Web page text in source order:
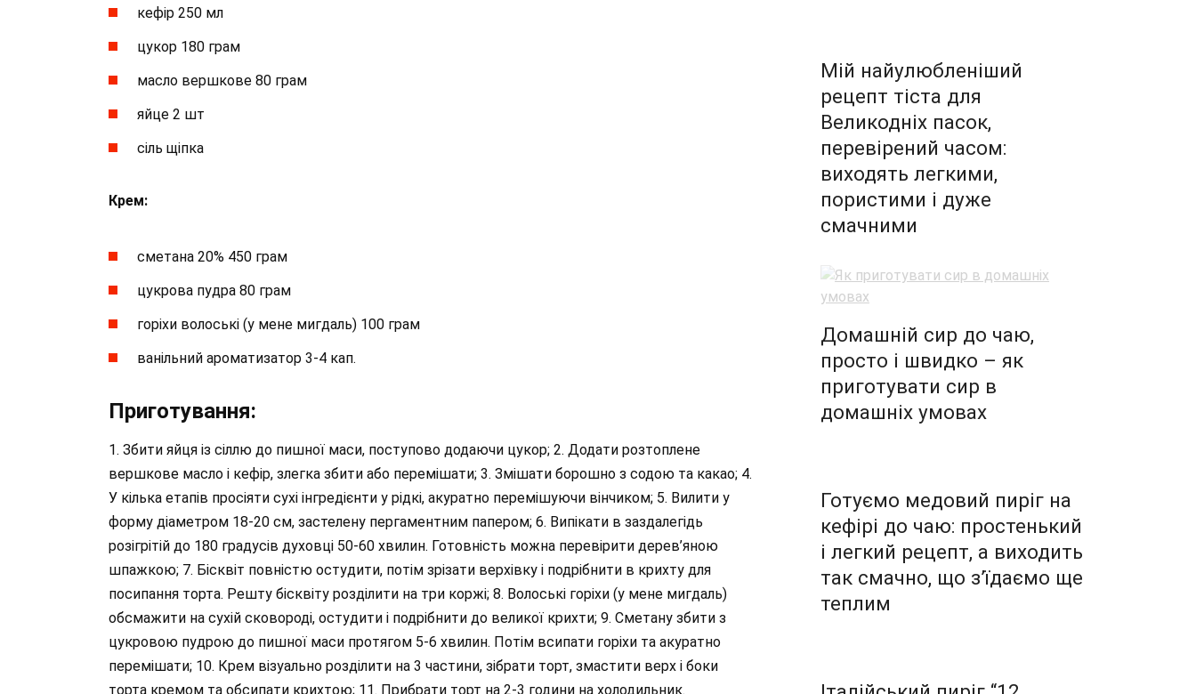
кефір 250 мл
цукор 180 грам
масло вершкове 80 грам
яйце 2 шт
сіль щіпка
Крем:
сметана 20% 450 грам
цукрова пудра 80 грам
горіхи волоські (у мене мигдаль) 100 грам
ванільний ароматизатор 3-4 кап.
Приготування:
1. Збити яйця із сіллю до пишної маси, поступово додаючи цукор; 2. Додати розтоплене
вершкове масло і кефір, злегка збити або перемішати; 3. Змішати борошно з содою та какао; 4.
У кілька етапів просіяти сухі інгредієнти у рідкі, акуратно перемішуючи вінчиком; 5. Вилити у
форму діаметром 18-20 см, застелену пергаментним папером; 6. Випікати в заздалегідь
розігрітій до 180 градусів духовці 50-60 хвилин. Готовність можна перевірити дерев’яною
шпажкою; 7. Бісквіт повністю остудити, потім зрізати верхівку і подрібнити в крихту для
посипання торта. Решту бісквіту розділити на три коржі; 8. Волоські горіхи (у мене мигдаль)
обсмажити на сухій сковороді, остудити і подрібнити до великої крихти; 9. Сметану збити з
цукровою пудрою до пишної маси протягом 5-6 хвилин. Потім всипати горіхи та акуратно
перемішати; 10. Крем візуально розділити на 3 частини, зібрати торт, змастити верх і боки
торта кремом та обсипати крихтою; 11. Прибрати торт на 2-3 години на холодильник.
Мій найулюбленіший
рецепт тіста для
Великодніх пасок,
перевірений часом:
виходять легкими,
пористими і дуже
смачними
Домашній сир до чаю,
просто і швидко – як
приготувати сир в
домашніх умовах
Готуємо медовий пиріг на
кефірі до чаю: простенький
і легкий рецепт, а виходить
так смачно, що з’їдаємо ще
теплим